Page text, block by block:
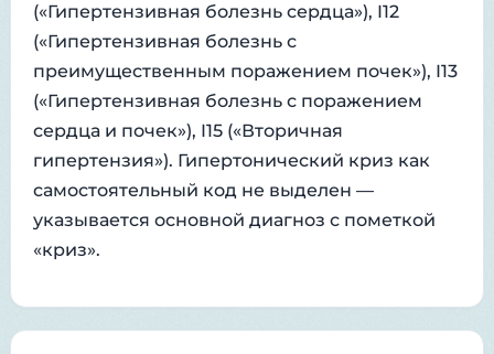
(«Гипертензивная болезнь сердца»), I12
(«Гипертензивная болезнь с
преимущественным поражением почек»), I13
(«Гипертензивная болезнь с поражением
сердца и почек»), I15 («Вторичная
гипертензия»). Гипертонический криз как
самостоятельный код не выделен —
указывается основной диагноз с пометкой
«криз».